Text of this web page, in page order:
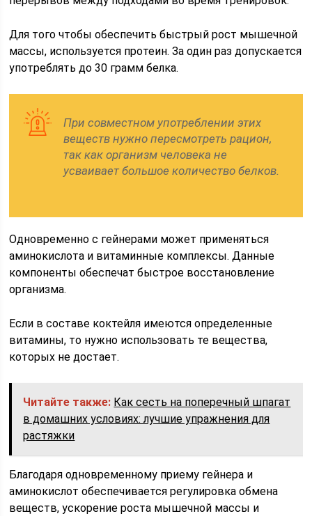
Для того чтобы обеспечить быстрый рост мышечной
массы, используется протеин. За один раз допускается
употреблять до 30 грамм белка.
При совместном употреблении этих
веществ нужно пересмотреть рацион,
так как организм человека не
усваивает большое количество белков.
Одновременно с гейнерами может применяться
аминокислота и витаминные комплексы. Данные
компоненты обеспечат быстрое восстановление
организма.
Если в составе коктейля имеются определенные
витамины, то нужно использовать те вещества,
которых не достает.
Читайте также: Как сесть на поперечный шпагат
в домашних условиях: лучшие упражнения для
растяжки
Благодаря одновременному приему гейнера и
аминокислот обеспечивается регулировка обмена
веществ, ускорение роста мышечной массы и